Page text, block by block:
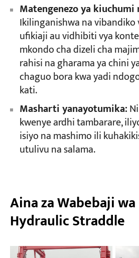
Matengenezo ya kiuchumi
Ikilinganishwa na vibandiko
ufikiaji au vidhibiti vya
mkondo cha dizeli cha
rahisi na gharama ya chini
chaguo bora kwa yadi
kati.
Masharti yanayotumika:
kwenye ardhi tambarare,
isiyo na mashimo ili
utulivu na salama.
Aina za Wabebaji
Hydraulic Straddle